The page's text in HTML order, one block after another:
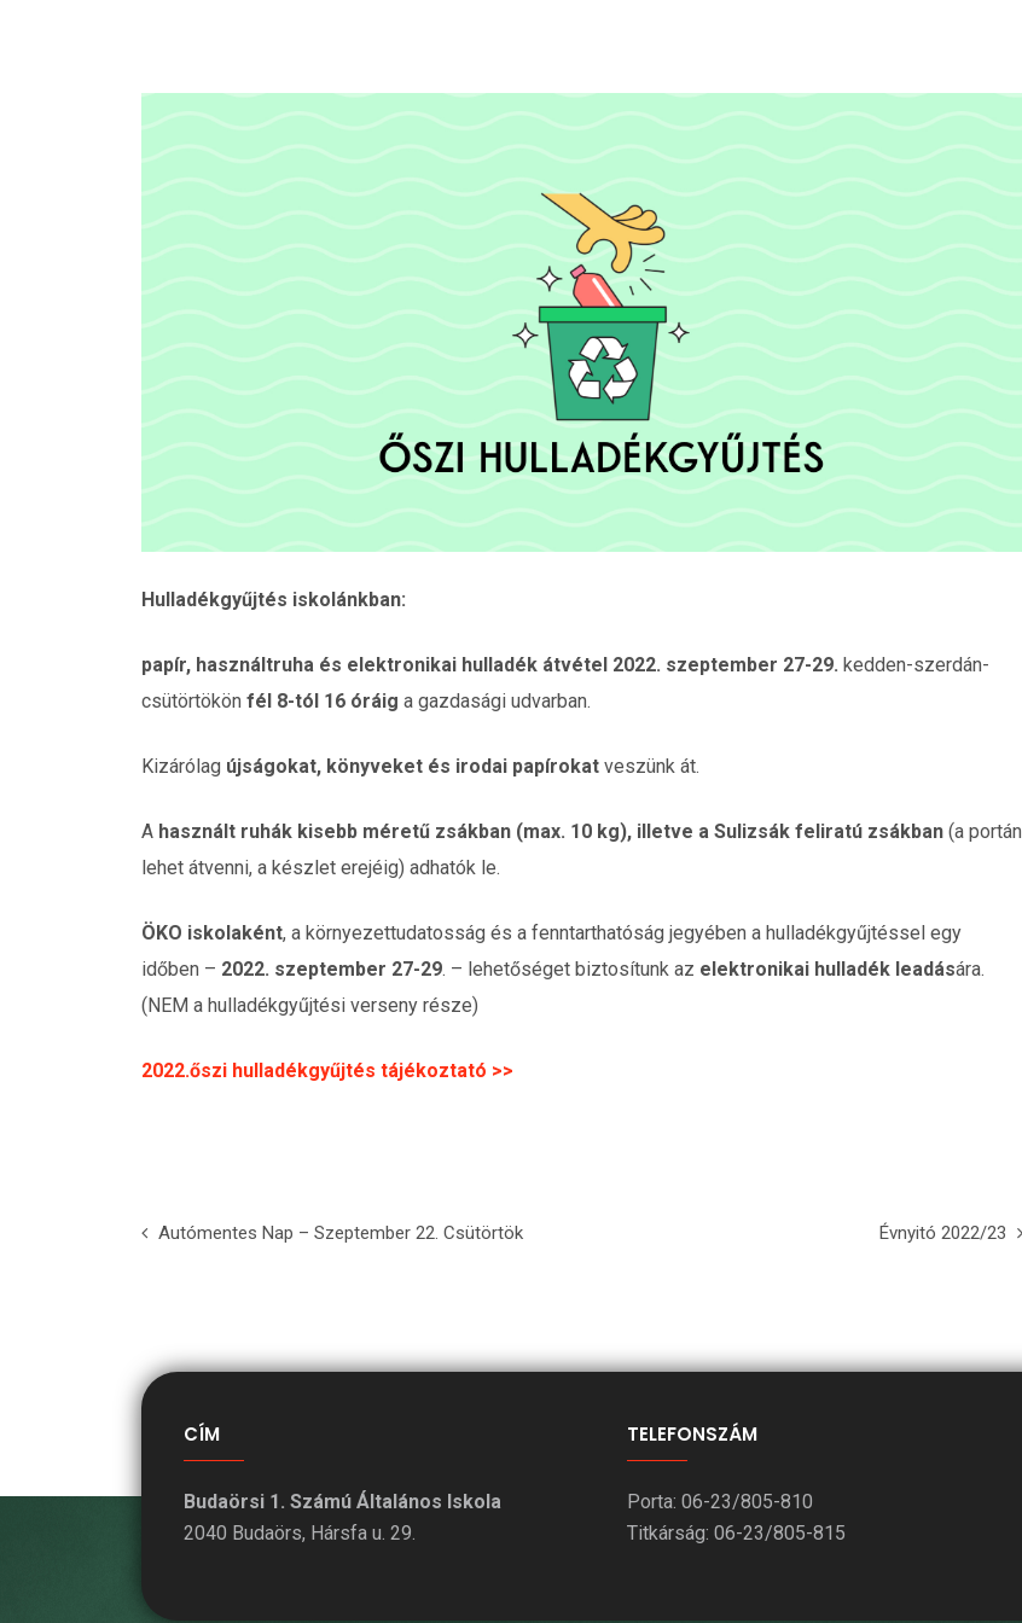
Hulladékgyűjtés iskolánkban:
papír, használtruha és elektronikai hulladék átvétel 2022. szeptember 27-29. kedden-szerdán-
csütörtökön fél 8-tól 16 óráig a gazdasági udvarban.
Kizárólag újságokat, könyveket és irodai papírokat veszünk át.
A használt ruhák kisebb méretű zsákban (max. 10 kg), illetve a Sulizsák feliratú zsákban (a portán
lehet átvenni, a készlet erejéig) adhatók le.
ÖKO iskolaként, a környezettudatosság és a fenntarthatóság jegyében a hulladékgyűjtéssel egy
időben – 2022. szeptember 27-29. – lehetőséget biztosítunk az elektronikai hulladék leadására.
(NEM a hulladékgyűjtési verseny része)
2022.őszi hulladékgyűjtés tájékoztató >>
Autómentes Nap – Szeptember 22. Csütörtök Évnyitó 2022/23
CÍM
Budaörsi 1. Számú Általános Iskola
2040 Budaörs, Hársfa u. 29.
TELEFONSZÁM
Porta: 06-23/805-810
Titkárság: 06-23/805-815